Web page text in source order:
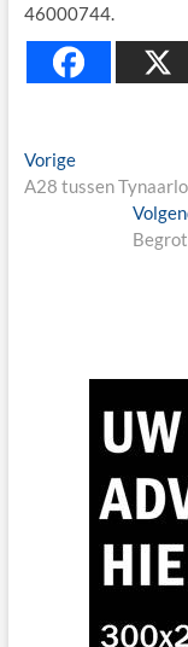
46000744.
VorigePrevious
post:
A28 tussen